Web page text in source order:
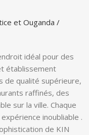
et Ouganda /
idéal pour des
établissement
de qualité supérieure,
raffinés, des
sur la ville. Chaque
inoubliable .
de KIN